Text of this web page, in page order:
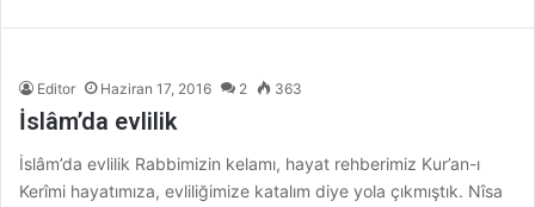
Editor Haziran 17, 2016 2 363
İslâm’da evlilik
İslâm’da evlilik Rabbimizin kelamı, hayat rehberimiz Kur’an-ı
Kerîmi hayatımıza, evliliğimize katalım diye yola çıkmıştık. Nîsa